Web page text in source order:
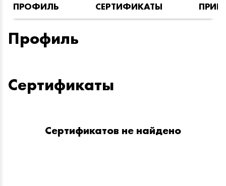
ПРОФИЛЬ СЕРТИФИКАТЫ
Профиль
Сертификаты
Сертификатов не найдено